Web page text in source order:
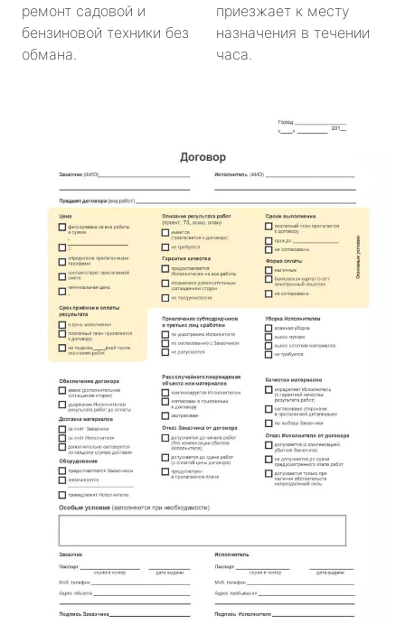
ремонт садовой и
бензиновой техники без
обмана.
приезжает к месту
назначения в течении
часа.